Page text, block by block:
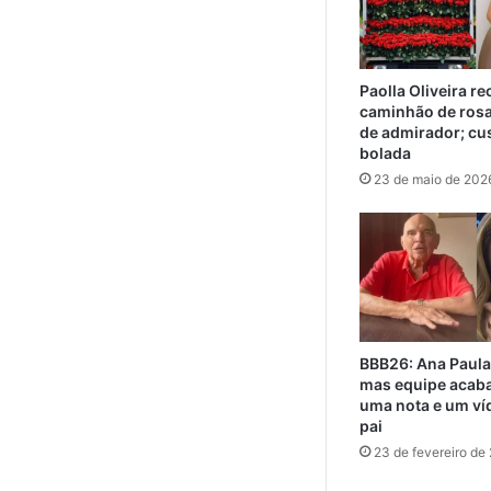
Paolla Oliveira
caminhão de
de admirador;
bolada
23 de maio de
BBB26: Ana
mas equipe
uma nota e um
pai
23 de fevereiro de